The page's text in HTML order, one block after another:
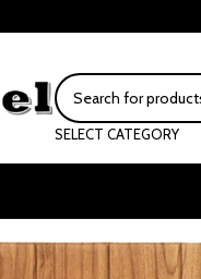
SELECT CATEGORY